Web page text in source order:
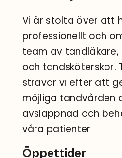
Vi är stolta över att
professionellt och
team av
och tandsköterskor.
strävar vi efter att
möjliga tandvården
avslappnad och
våra patienter
Öppettider